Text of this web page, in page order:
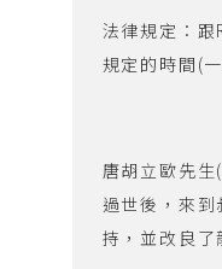
法律規定：
規定的時間(
唐胡立歐先
過世後，來
持，並改良了